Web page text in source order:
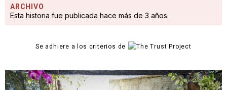
ARCHIVO
Esta historia fue publicada hace más de 3 años.
Se adhiere a los criterios de